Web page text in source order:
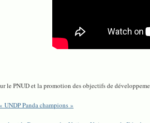
le PNUD et la promotion des objectifs de
UNDP Panda champions »